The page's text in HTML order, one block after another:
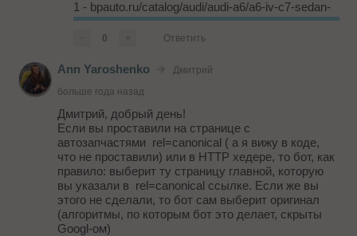
1 - bpauto.ru/catalog/audi/audi-a6/a6-iv-c7-sedan-
2011-2014/kuzov-naruzhnaya-chast/dveri-i-
komplektuyushchie/dver-perednyaya-levaya/
0 Ответить
Ann Yaroshenko
Дмитрий
больше года назад
Дмитрий, добрый день!
Если вы проставили на странице с
автозапчастями rel=canonical ( а я вижу в коде,
что не проставили) или в HTTP хедере, то бот, как
правило: выберит ту страницу главной, которую
вы указали в rel=canonical ссылке. Eсли же вы
этого не сделали, то бот сам выберит оригинал
(алгоритмы, по которым бот это делает, скрыты
Googl-ом)